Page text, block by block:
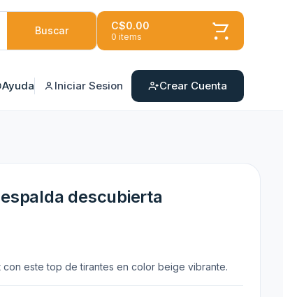
Buscar C$0.00
0 items
Ayuda Iniciar Sesion Crear Cuenta
descubierta
este top de tirantes en color beige vibrante.